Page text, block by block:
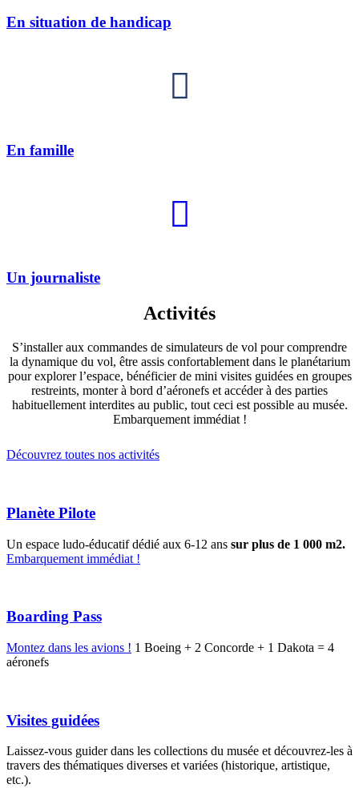
En situation de handicap
En famille
Un journaliste
Activités
S’installer aux commandes de simulateurs de vol pour comprendre
la dynamique du vol, être assis confortablement dans le planétarium
pour explorer l’espace, bénéficier de mini visites guidées en groupes
restreints, monter à bord d’aéronefs et accéder à des parties
habituellement interdites au public, tout ceci est possible au musée.
Embarquement immédiat !
Découvrez toutes nos activités
Planète Pilote
Un espace ludo-éducatif dédié aux 6-12 ans sur plus de 1 000 m2.
Embarquement immédiat !
Boarding Pass
Montez dans les avions ! 1 Boeing + 2 Concorde + 1 Dakota = 4
aéronefs
Visites guidées
Laissez-vous guider dans les collections du musée et découvrez-les à
travers des thématiques diverses et variées (historique, artistique,
etc.).